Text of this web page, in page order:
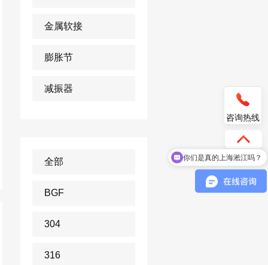
金属软接
膨胀节
减振器
全部
BGF
304
316
咨询热线
你们是真的上海淞江吗？